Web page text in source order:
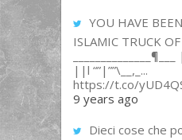
YOU HAVE
ISLAMIC TRUCK
||l “”|””\__,_...
https://t.co/
9 years ago
Dieci cose che